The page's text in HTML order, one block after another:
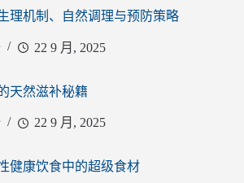
理机制、自然调理与预防策略
22 9 月, 2025
天然滋补秘籍
22 9 月, 2025
健康饮食中的超级食材